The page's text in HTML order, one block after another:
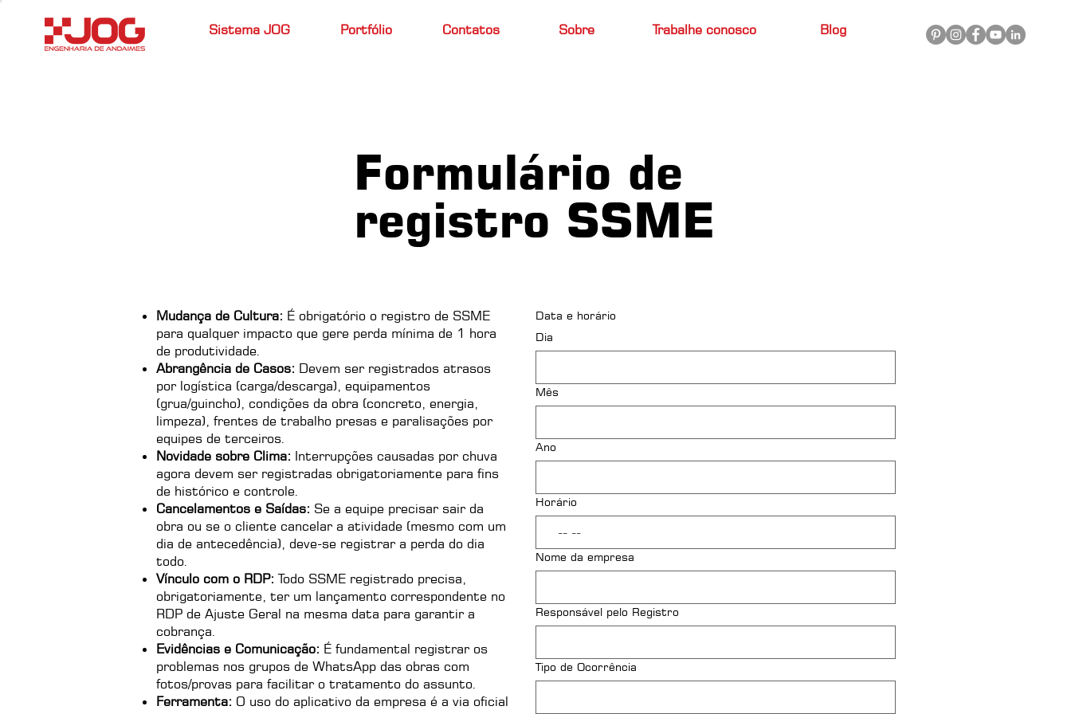
Sistema JOG Portfólio Contatos Sobre Trabalhe conosco Blog
Formulário de
registro SSME
Mudança de Cultura: É obrigatório o registro de SSME
para qualquer impacto que gere perda mínima de 1 hora
de produtividade.
Abrangência de Casos: Devem ser registrados atrasos
por logística (carga/descarga), equipamentos
(grua/guincho), condições da obra (concreto, energia,
limpeza), frentes de trabalho presas e paralisações por
equipes de terceiros.
Novidade sobre Clima: Interrupções causadas por chuva
agora devem ser registradas obrigatoriamente para fins
de histórico e controle.
Cancelamentos e Saídas: Se a equipe precisar sair da
obra ou se o cliente cancelar a atividade (mesmo com um
dia de antecedência), deve-se registrar a perda do dia
todo.
Vínculo com o RDP:Todo SSME registrado precisa,
obrigatoriamente, ter um lançamento correspondente no
RDP de Ajuste Geral na mesma data para garantir a
cobrança.
Evidências e Comunicação: É fundamental registrar os
problemas nos grupos de WhatsApp das obras com
fotos/provas para facilitar o tratamento do assunto.
Ferramenta: O uso do aplicativo da empresa é a via oficial
Data e horário
Dia
Mês
Ano
Horário
:
Nome da empresa
Responsável pelo Registro
Tipo de Ocorrência